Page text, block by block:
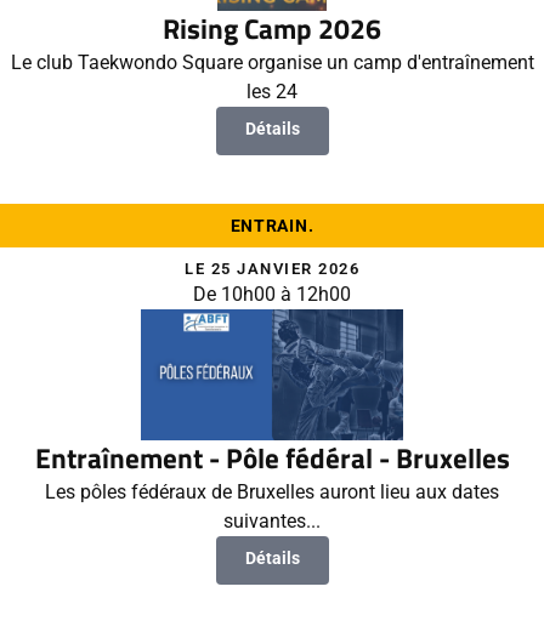
Rising Camp 2026
Le club Taekwondo Square organise un camp d'entraînement
les 24
Détails
ENTRAIN.
LE 25 JANVIER 2026
De 10h00 à 12h00
Entraînement - Pôle fédéral - Bruxelles
Les pôles fédéraux de Bruxelles auront lieu aux dates
suivantes...
Détails